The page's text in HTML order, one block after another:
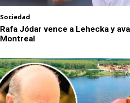
Sociedad
Rafa Jódar vence a Lehecka y
Montreal